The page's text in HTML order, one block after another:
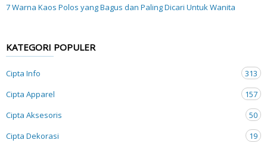
7 Warna Kaos Polos yang Bagus dan Paling Dicari Untuk Wanita
KATEGORI POPULER
Cipta Info
313
Cipta Apparel
157
Cipta Aksesoris
50
Cipta Dekorasi
19